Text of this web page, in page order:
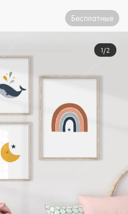
1/2
Бесплатные